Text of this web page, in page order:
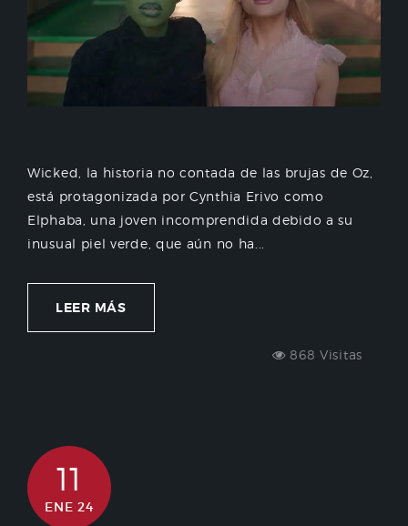
Wicked, la historia no contada de las brujas de Oz,
está protagonizada por Cynthia Erivo como
Elphaba, una joven incomprendida debido a su
inusual piel verde, que aún no ha...
LEER MÁS
868 Visitas
11
ENE 24